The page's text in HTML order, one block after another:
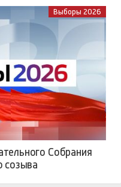
Выборы 2026
Собрания
созыва